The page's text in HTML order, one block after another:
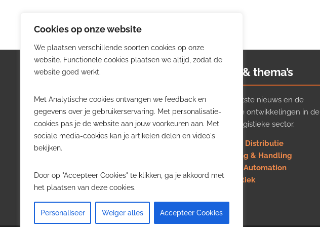
Cookies op onze website
We plaatsen verschillende soorten cookies op onze
website. Functionele cookies plaatsen we altijd, zodat de
website goed werkt.
Met Analytische cookies ontvangen we feedback en
gegevens over je gebruikerservaring. Met personalisatie-
cookies pas je de website aan jouw voorkeuren aan. Met
sociale media-cookies kan je artikelen delen en video's
bekijken.
Door op "Accepteer Cookies" te klikken, ga je akkoord met
het plaatsen van deze cookies.
Personaliseer Weiger alles Accepteer Cookies
Logistiek.be
Logistiek.be brengt dagelijks nieuws,
trends en praktijkverhalen over
transport, warehousing, supply chain
en automatisering in België.
willen volgen.
Nieuws & thema’s
Volg het laatste nieuws en de
belangrijkste ontwikkelingen in de
Belgische logistieke sector.
Transport & Distributie
Warehousing & Handling
Software & Automation
Job in logistiek